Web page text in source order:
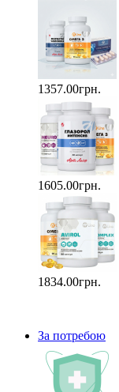
1357.00грн.
1605.00грн.
1834.00грн.
За потребою